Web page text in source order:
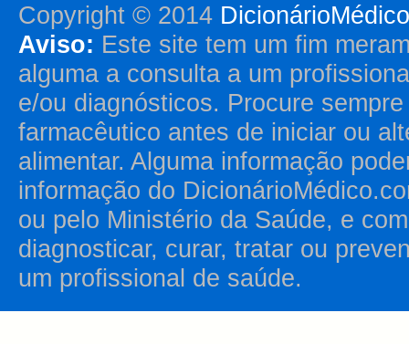
Copyright © 2014
Aviso: Este site tem um fim
alguma a consulta a um
e/ou diagnósticos. Procure
farmacêutico antes de iniciar ou
alimentar. Alguma informação
informação do
ou pelo Ministério da Saúde, e
diagnosticar, curar, tratar ou
um profissional de saúde.